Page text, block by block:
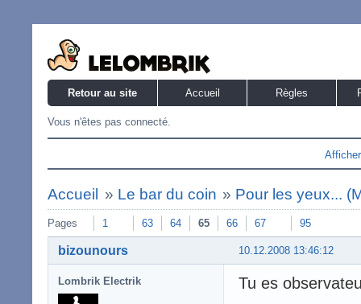
Retour au site Accueil Règles
Vous n'êtes pas connecté.
Accueil » Le bar du coin » Pour les yeux...
Pages 1 63 64 65 66 67 95
10.12.2008 13:46:12
bizounours
Lombrik Electrik Tu es